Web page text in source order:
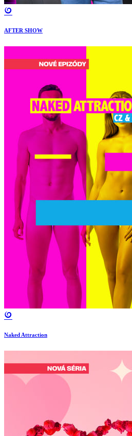
AFTER SHOW
Naked Attraction